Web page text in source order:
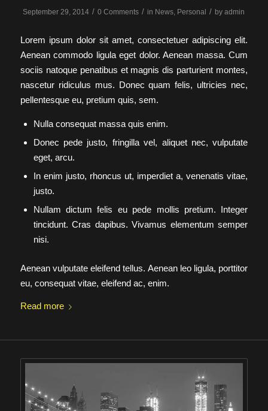
September 29, 2014 / 0 Comments / in News, Personal / byadmin
Lorem ipsum dolor sit amet, consectetuer adipiscing elit.
Aenean commodo ligula eget dolor. Aenean massa. Cum
sociis natoque penatibus et magnis dis parturient montes,
nascetur ridiculus mus. Donec quam felis, ultricies nec,
pellentesque eu, pretium quis, sem.
Nulla consequat massa quis enim.
Donec pede justo, fringilla vel, aliquet nec, vulputate
eget, arcu.
In enim justo, rhoncus ut, imperdiet a, venenatis vitae,
justo.
Nullam dictum felis eu pede mollis pretium. Integer
tincidunt. Cras dapibus. Vivamus elementum semper
nisi.
Aenean vulputate eleifend tellus. Aenean leo ligula, porttitor
eu, consequat vitae, eleifend ac, enim.
Read more